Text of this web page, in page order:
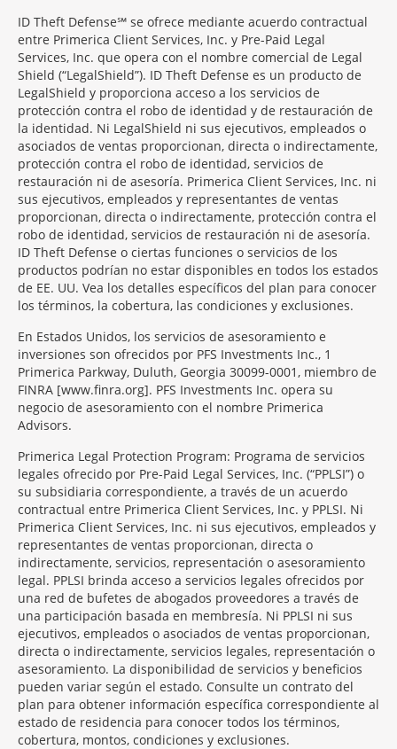
ID Theft Defense℠ se ofrece mediante acuerdo contractual
entre Primerica Client Services, Inc. y Pre-Paid Legal
Services, Inc. que opera con el nombre comercial de Legal
Shield (“LegalShield”). ID Theft Defense es un producto de
LegalShield y proporciona acceso a los servicios de
protección contra el robo de identidad y de restauración de
la identidad. Ni LegalShield ni sus ejecutivos, empleados o
asociados de ventas proporcionan, directa o indirectamente,
protección contra el robo de identidad, servicios de
restauración ni de asesoría. Primerica Client Services, Inc. ni
sus ejecutivos, empleados y representantes de ventas
proporcionan, directa o indirectamente, protección contra el
robo de identidad, servicios de restauración ni de asesoría.
ID Theft Defense o ciertas funciones o servicios de los
productos podrían no estar disponibles en todos los estados
de EE. UU. Vea los detalles específicos del plan para conocer
los términos, la cobertura, las condiciones y exclusiones.
En Estados Unidos, los servicios de asesoramiento e
inversiones son ofrecidos por PFS Investments Inc., 1
Primerica Parkway, Duluth, Georgia 30099-0001, miembro de
FINRA [www.finra.org]. PFS Investments Inc. opera su
negocio de asesoramiento con el nombre Primerica
Advisors.
Primerica Legal Protection Program: Programa de servicios
legales ofrecido por Pre-Paid Legal Services, Inc. (“PPLSI”) o
su subsidiaria correspondiente, a través de un acuerdo
contractual entre Primerica Client Services, Inc. y PPLSI. Ni
Primerica Client Services, Inc. ni sus ejecutivos, empleados y
representantes de ventas proporcionan, directa o
indirectamente, servicios, representación o asesoramiento
legal. PPLSI brinda acceso a servicios legales ofrecidos por
una red de bufetes de abogados proveedores a través de
una participación basada en membresía. Ni PPLSI ni sus
ejecutivos, empleados o asociados de ventas proporcionan,
directa o indirectamente, servicios legales, representación o
asesoramiento. La disponibilidad de servicios y beneficios
pueden variar según el estado. Consulte un contrato del
plan para obtener información específica correspondiente al
estado de residencia para conocer todos los términos,
cobertura, montos, condiciones y exclusiones.